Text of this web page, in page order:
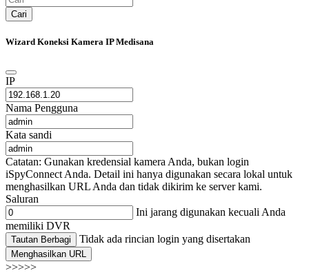
Cari
Wizard Koneksi Kamera IP Medisana
IP
Nama Pengguna
Kata sandi
Catatan: Gunakan kredensial kamera Anda, bukan login
iSpyConnect Anda. Detail ini hanya digunakan secara lokal untuk
menghasilkan URL Anda dan tidak dikirim ke server kami.
Saluran
Ini jarang digunakan kecuali Anda
memiliki DVR
Tautan Berbagi Tidak ada rincian login yang disertakan
Menghasilkan URL
>>>>>